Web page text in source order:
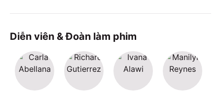
Diễn viên & Đoàn làm phim